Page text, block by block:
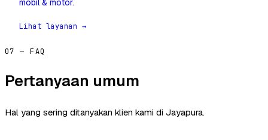
mobil & motor.
Lihat layanan →
07 — FAQ
Pertanyaan umum
Hal yang sering ditanyakan klien kami di Jayapura.